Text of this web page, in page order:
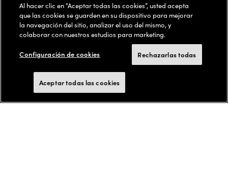
Al hacer clic en “Aceptar todas las cookies”, usted acepta
que las cookies se guarden en su dispositivo para mejorar
la navegación del sitio, analizar el uso del mismo, y
colaborar con nuestros estudios para marketing.
Configuración de cookies Rechazarlas todas
Aceptar todas las cookies